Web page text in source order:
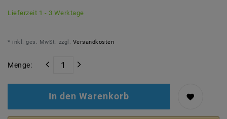
Lieferzeit 1 - 3 Werktage
* inkl. ges. MwSt. zzgl. Versandkosten
Menge:
In den Warenkorb